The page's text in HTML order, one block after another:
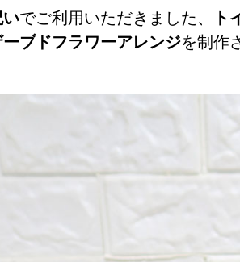
でご利用いただきました、
ト
ブドフラワーアレンジを制作